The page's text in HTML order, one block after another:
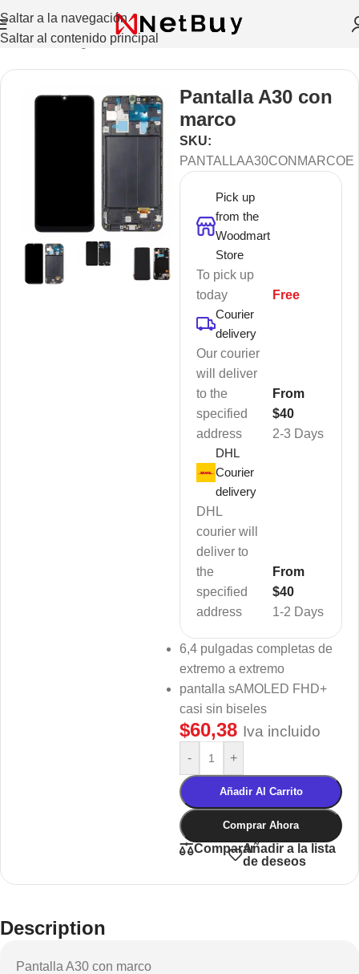
Saltar a la navegación
Saltar al contenido principal
Inicio/ Sin categorizar
Pantalla A30 con
marco
SKU:
PANTALLAA30CONMARCOE
Pick up
from the
Woodmart
Store
To pick up
today
Free
Courier
delivery
Our courier
will deliver
to the
specified
address
2-3 Days
From
$40
DHL
Courier
delivery
DHL
courier will
deliver to
the
specified
address
1-2 Days
From
$40
6,4 pulgadas completas de
extremo a extremo
pantalla sAMOLED FHD+
casi sin biseles
$60,38 Iva incluido
- +
Añadir Al Carrito
Comprar Ahora
CompararAñadir a la lista
de deseos
Description
Pantalla A30 con marco